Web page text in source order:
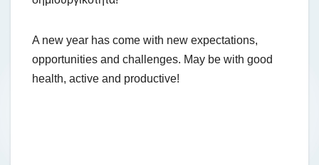
A new year has come with new expectations,
opportunities and challenges. May be with good
health, active and productive!